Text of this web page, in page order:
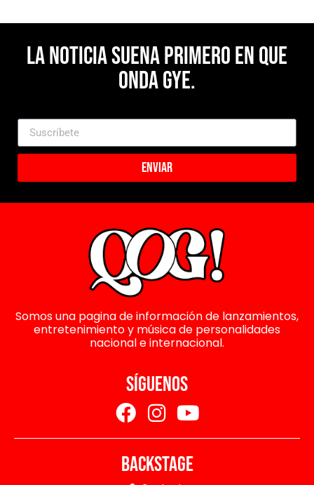
La noticia suena primero en Que
Onda Gye.
Enviar
Somos una pagina de información de lanzamientos,
entretenimiento y música de personalidades
nacional e internacional.
SÍGUENOS
BACKSTAGE